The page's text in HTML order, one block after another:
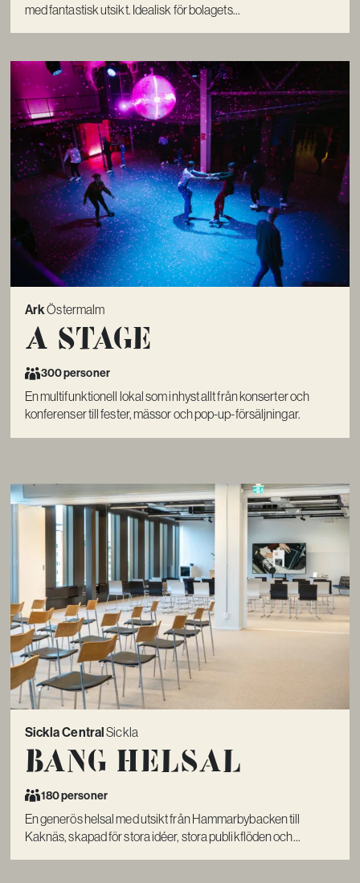
med fantastisk utsikt. Idealisk för bolagets...
ArkÖstermalm
A Stage
300 personer
En multifunktionell lokal som inhyst allt från konserter och
konferenser till fester, mässor och pop-up-försäljningar.
Sickla CentralSickla
Bang Helsal
180 personer
En generös helsal med utsikt från Hammarbybacken till
Kaknäs, skapad för stora idéer, stora publikflöden och...